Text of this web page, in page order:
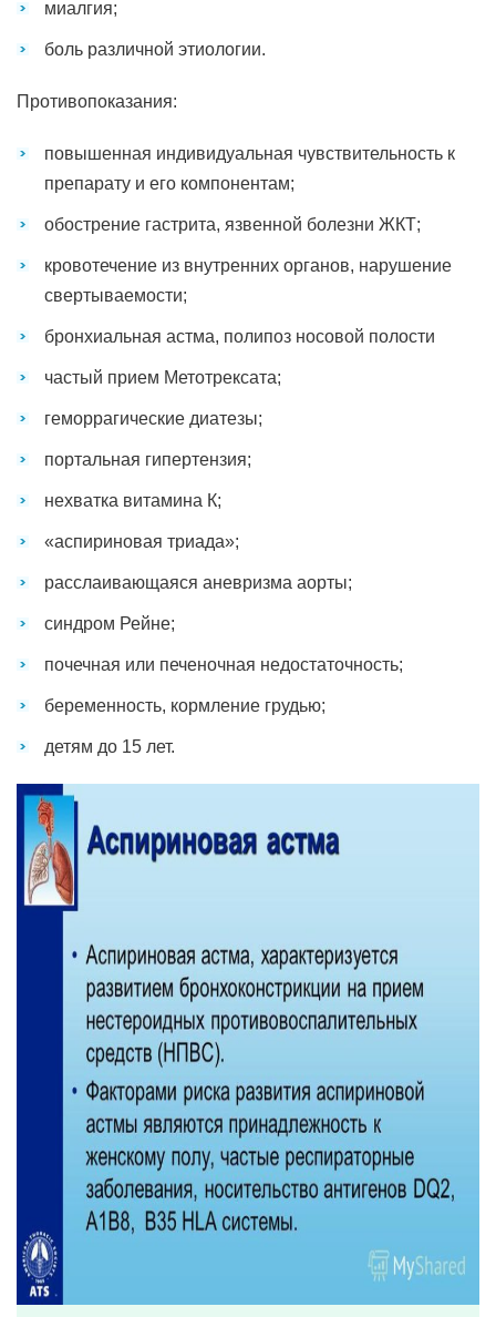
миалгия;
боль различной этиологии.
Противопоказания:
повышенная индивидуальная чувствительность к
препарату и его компонентам;
обострение гастрита, язвенной болезни ЖКТ;
кровотечение из внутренних органов, нарушение
свертываемости;
бронхиальная астма, полипоз носовой полости
частый прием Метотрексата;
геморрагические диатезы;
портальная гипертензия;
нехватка витамина К;
«аспириновая триада»;
расслаивающаяся аневризма аорты;
синдром Рейне;
почечная или печеночная недостаточность;
беременность, кормление грудью;
детям до 15 лет.